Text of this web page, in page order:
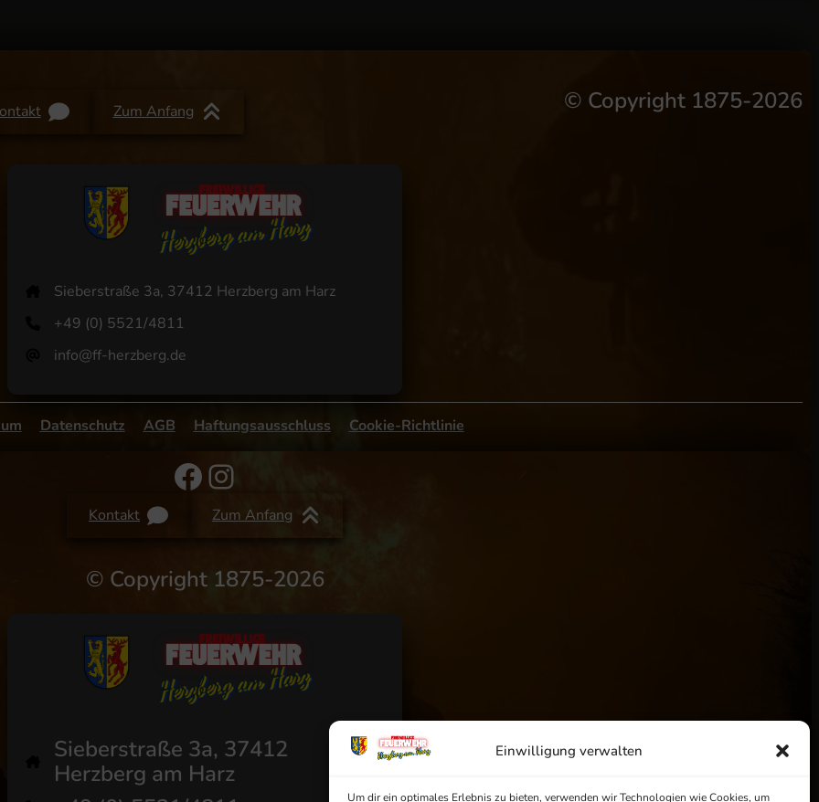
Einwilligung verwalten
Um dir ein optimales Erlebnis zu bieten, verwenden wir Technologien wie Cookies, um
Zum Anfang © Copyright 1875-2026
Sieberstraße 3a, 37412 Herzberg am Harz
+49 (0) 5521/4811
info@ff-herzberg.de
Datenschutz AGB Haftungsausschluss Cookie-Richtlinie
Facebook
Instagram
Kontakt Zum Anfang
© Copyright 1875-2026
Sieberstraße 3a, 37412
Herzberg am Harz